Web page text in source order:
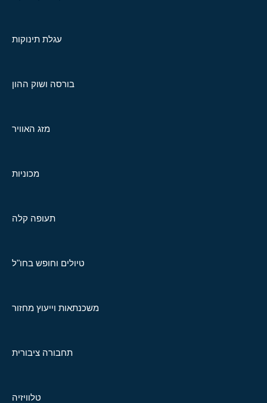
עגלת תינוקות
בורסה ושוק ההון
מזג האוויר
מכוניות
תעופה קלה
טיולים וחופש בחו"ל
משכנתאות וייעוץ מחזור
תחבורה ציבורית
טלוויזיה